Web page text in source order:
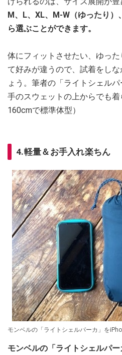
M、L、XL、M-W（ゆったり）
ら選ぶことができます。
体にフィットさせたい、ゆっ
て好みが違うので、試着をし
ょう。筆者の「ライトシェル
手のスウェットの上からでも
160cmで標準体型）
4.軽量＆お手入れ楽ちん
モンベルの「ライトシェルパーカ」を
モンベルの「ライトシェルパ